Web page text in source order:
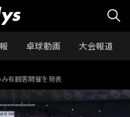
卓球動画 大会報道
み有観客開催を発表